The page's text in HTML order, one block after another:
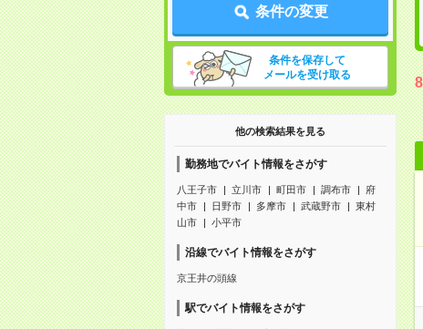
条件の変更
条件を保存して
メールを受け取る
他の検索結果を見る
勤務地でバイト情報をさがす
八王子市 立川市 町田市 調布市
府
中市
日野市 多摩市 武蔵野市
東村
山市
小平市
沿線でバイト情報をさがす
京王井の頭線
駅でバイト情報をさがす
8